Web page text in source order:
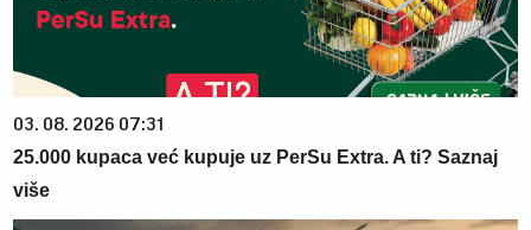
03. 08. 2026 07:31
25.000 kupaca već kupuje uz PerSu Extra. A ti? Saznaj
više